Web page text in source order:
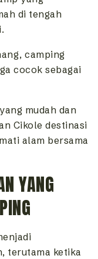
di tengah
camping
cocok sebagai
mudah dan
Cikole destinasi
alam bersama
YANG
terutama ketika